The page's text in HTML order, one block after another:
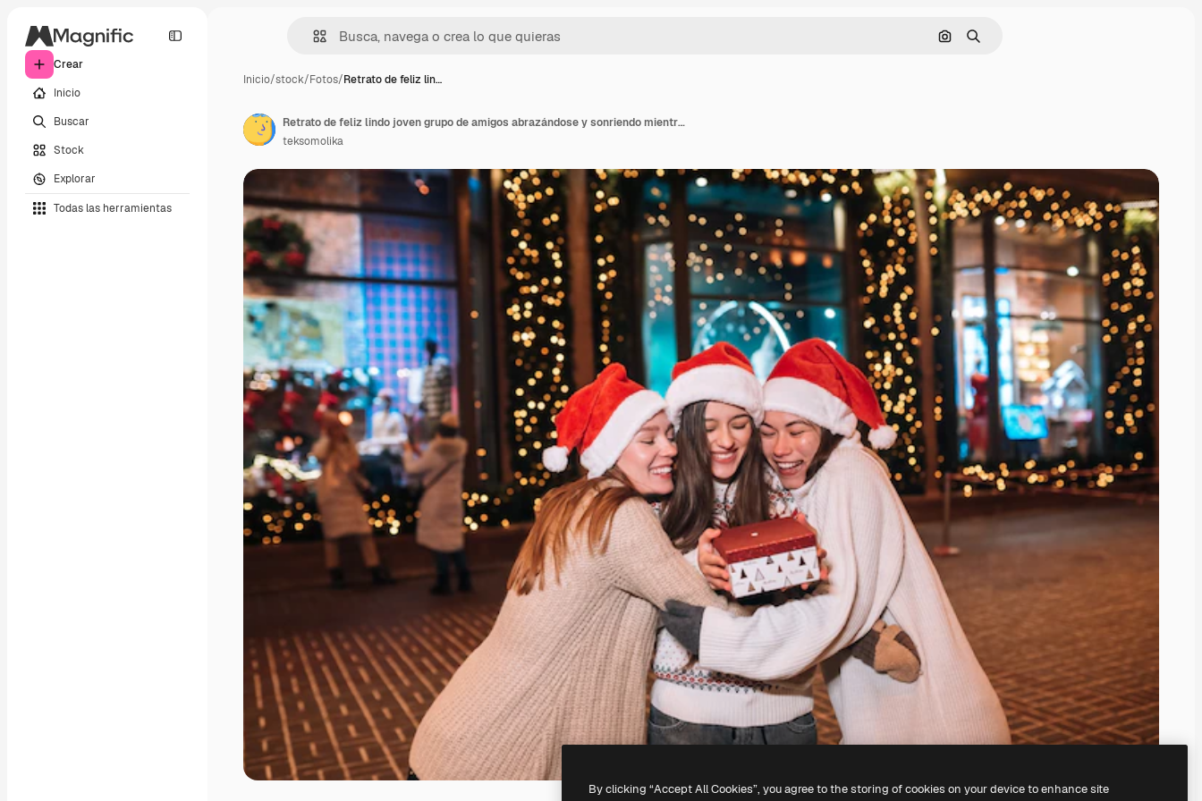
Crear
Inicio
Buscar
Stock
Explorar
Todas las herramientas
Buscar por imagen
Buscar
Inicio/stock/Fotos/Retrato de feliz lin…
Retrato de feliz lindo joven grupo de amigos abrazándose y sonriendo mientras camina en la víspera de Navidad al aire libre, vistiendo gorros de santa, muchas luces en el
teksomolika
By clicking “Accept All Cookies”, you agree to the storing of cookies on your device to enhance site